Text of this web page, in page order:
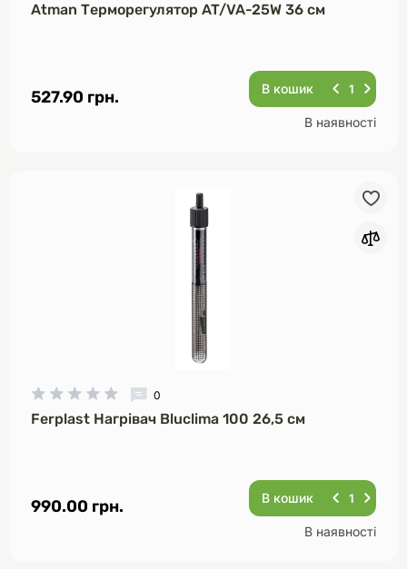
Atman Терморегулятор AT/VA-25W 36 см
527.90 грн. В кошик
В наявності
0
Ferplast Нагрівач Bluclima 100 26,5 см
990.00 грн. В кошик
В наявності